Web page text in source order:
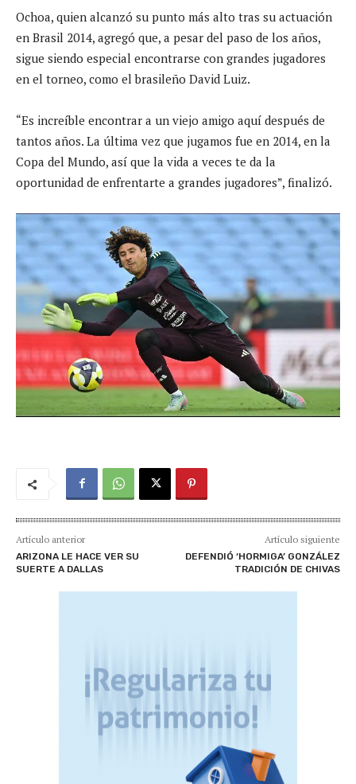
Ochoa, quien alcanzó su punto más alto tras su actuación
en Brasil 2014, agregó que, a pesar del paso de los años,
sigue siendo especial encontrarse con grandes jugadores
en el torneo, como el brasileño David Luiz.
“Es increíble encontrar a un viejo amigo aquí después de
tantos años. La última vez que jugamos fue en 2014, en la
Copa del Mundo, así que la vida a veces te da la
oportunidad de enfrentarte a grandes jugadores”, finalizó.
Artículo anterior
ARIZONA LE HACE VER SU
SUERTE A DALLAS
Artículo siguiente
DEFENDIÓ ‘HORMIGA’ GONZÁLEZ
TRADICIÓN DE CHIVAS